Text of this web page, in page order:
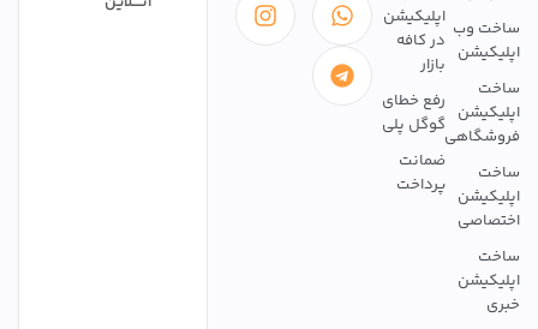
ساخت وب
اپلیکیشن
ساخت
اپلیکیشن
فروشگاهی
ساخت
اپلیکیشن
اختصاصی
ساخت
اپلیکیشن
خبری
اپلیکیشن
در کافه
بازار
رفع خطای
گوگل پلی
ضمانت
پرداخت